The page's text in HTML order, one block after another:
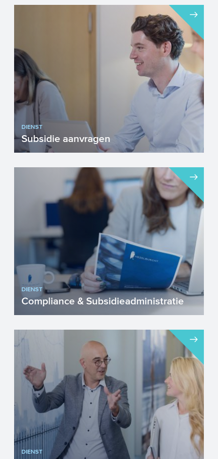
DIENST
Subsidie aanvragen
DIENST
Compliance & Subsidieadministratie
DIENST